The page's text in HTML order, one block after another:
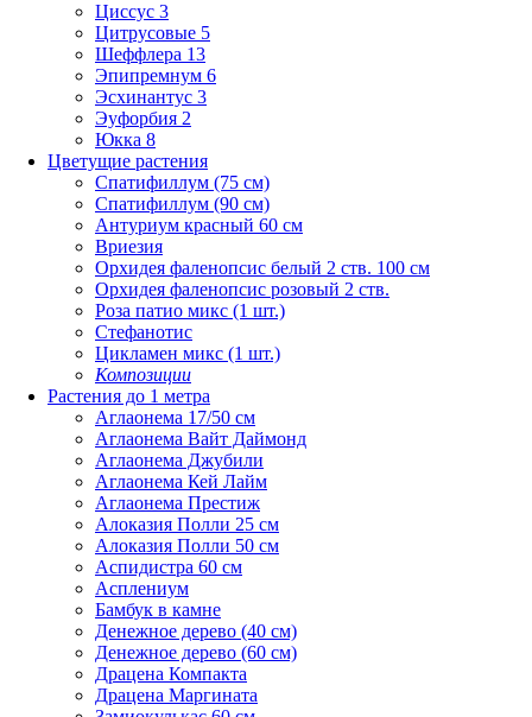
Циссус 3
Цитрусовые 5
Шеффлера 13
Эпипремнум 6
Эсхинантус 3
Эуфорбия 2
Юкка 8
Цветущие растения
Спатифиллум (75 см)
Спатифиллум (90 cм)
Антуриум красный 60 см
Вриезия
Орхидея фаленопсис белый 2 ств. 100 см
Орхидея фаленопсис розовый 2 ств.
Роза патио микс (1 шт.)
Стефанотис
Цикламен микс (1 шт.)
Композиции
Растения до 1 метра
Аглаонема 17/50 см
Аглаонема Вайт Даймонд
Аглаонема Джубили
Аглаонема Кей Лайм
Аглаонема Престиж
Алоказия Полли 25 см
Алоказия Полли 50 см
Аспидистра 60 см
Асплениум
Бамбук в камне
Денежное дерево (40 cм)
Денежное дерево (60 см)
Драцена Компакта
Драцена Маргината